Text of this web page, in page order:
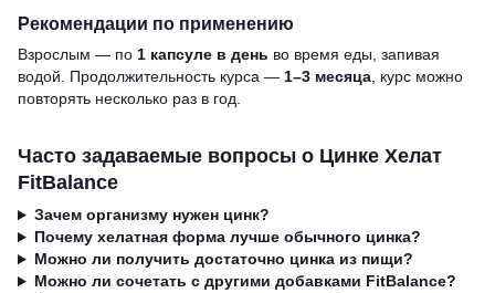
Рекомендации по применению
Взрослым — по 1 капсуле в день во время еды, запивая
водой. Продолжительность курса — 1–3 месяца, курс можно
повторять несколько раз в год.
Часто задаваемые вопросы о Цинке Хелат
FitBalance
Зачем организму нужен цинк?
Почему хелатная форма лучше обычного цинка?
Можно ли получить достаточно цинка из пищи?
Можно ли сочетать с другими добавками FitBalance?